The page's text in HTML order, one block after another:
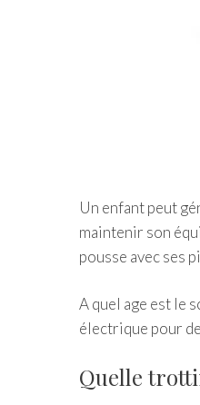
Un enfant peut
maintenir son
pousse avec ses
A quel age est le
électrique pour
Quelle